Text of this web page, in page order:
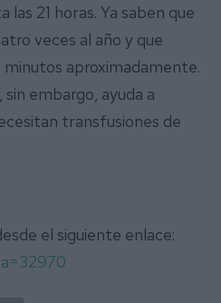
las 21 horas. Ya saben que
veces al año y que
aproximadamente.
embargo, ayuda a
transfusiones de
el siguiente enlace: